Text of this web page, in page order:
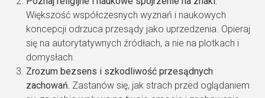
Większość współczesnych wyznań i naukowych
koncepcji odrzuca przesądy jako uprzedzenia. Opieraj
się na autorytatywnych źródłach, a nie na plotkach i
domysłach.
Zrozum bezsens i szkodliwość przesądnych
zachowań. Zastanów się, jak strach przed oglądaniem